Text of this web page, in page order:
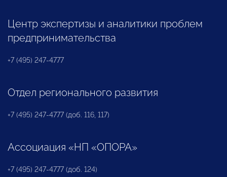
Центр экспертизы и аналитики проблем
предпринимательства
+7 (495) 247-4777
Отдел регионального развития
+7 (495) 247-4777 (доб. 116, 117)
Ассоциация «НП «ОПОРА»
+7 (495) 247-4777 (доб. 124)